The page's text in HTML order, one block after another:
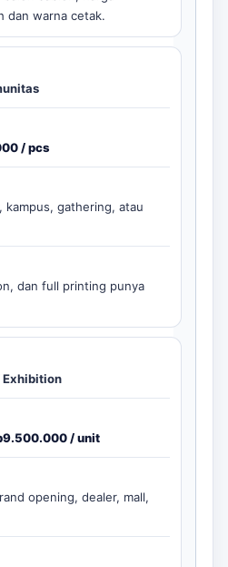
dan warna cetak.
/ pcs
kampus, gathering, atau
dan full printing punya
Exhibition
/ unit
opening, dealer, mall,